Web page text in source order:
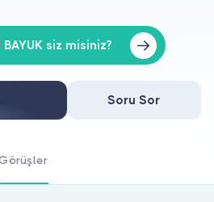
musunuz?
BAYUK siz misiniz?
Soru Sor